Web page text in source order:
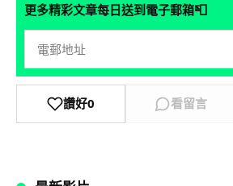
更多精彩文章每日送到電子郵箱📮
讚好0 看留言